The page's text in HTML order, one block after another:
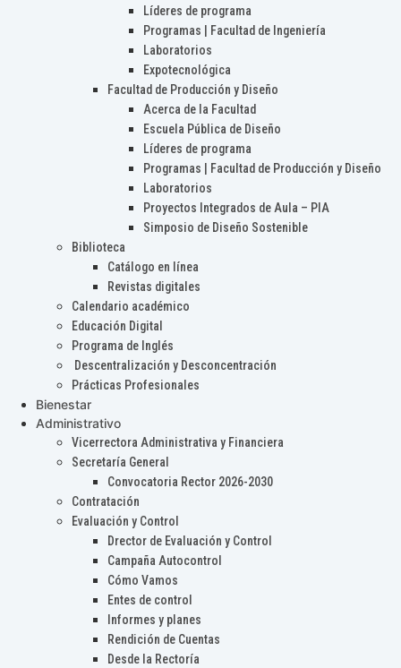
Líderes de programa
Programas | Facultad de Ingeniería
Laboratorios
Expotecnológica
Facultad de Producción y Diseño
Acerca de la Facultad
Escuela Pública de Diseño
Líderes de programa
Programas | Facultad de Producción y Diseño
Laboratorios
Proyectos Integrados de Aula – PIA
Simposio de Diseño Sostenible
Biblioteca
Catálogo en línea
Revistas digitales
Calendario académico
Educación Digital
Programa de Inglés
Descentralización y Desconcentración
Prácticas Profesionales
Bienestar
Administrativo
Vicerrectora Administrativa y Financiera
Secretaría General
Convocatoria Rector 2026-2030
Contratación
Evaluación y Control
Drector de Evaluación y Control
Campaña Autocontrol
Cómo Vamos
Entes de control
Informes y planes
Rendición de Cuentas
Desde la Rectoría